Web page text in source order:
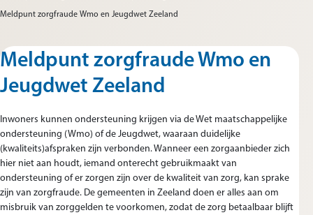
Meldpunt zorgfraude Wmo en Jeugdwet Zeeland
Meldpunt zorgfraude Wmo en
Jeugdwet Zeeland
Inwoners kunnen ondersteuning krijgen via de Wet maatschappelijke
ondersteuning (Wmo) of de Jeugdwet, waaraan duidelijke
(kwaliteits)afspraken zijn verbonden. Wanneer een zorgaanbieder zich
hier niet aan houdt, iemand onterecht gebruikmaakt van
ondersteuning of er zorgen zijn over de kwaliteit van zorg, kan sprake
zijn van zorgfraude. De gemeenten in Zeeland doen er alles aan om
misbruik van zorggelden te voorkomen, zodat de zorg betaalbaar blijft